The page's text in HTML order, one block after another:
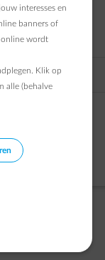
interesses en
banners of
online wordt
Klik op
alle (behalve